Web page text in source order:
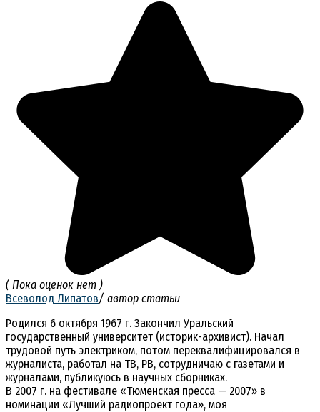
( Пока оценок нет )
Всеволод Липатов/ автор статьи
Родился 6 октября 1967 г. Закончил Уральский
государственный университет (историк-архивист). Начал
трудовой путь электриком, потом переквалифицировался в
журналиста, работал на ТВ, РВ, сотрудничаю с газетами и
журналами, публикуюсь в научных сборниках.
В 2007 г. на фестивале «Тюменская пресса — 2007» в
номинации «Лучший радиопроект года», моя